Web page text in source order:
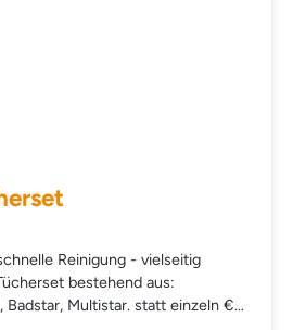
Reinigung - vielseitig
Multistar. statt einzeln €